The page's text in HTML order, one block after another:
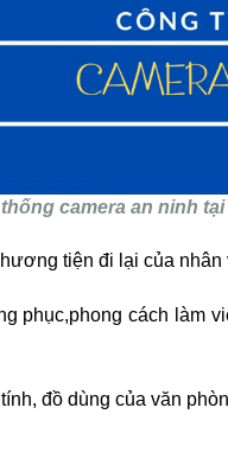
camera an ninh
tiện đi lại của
phục,phong cách làm
đồ dùng của văn